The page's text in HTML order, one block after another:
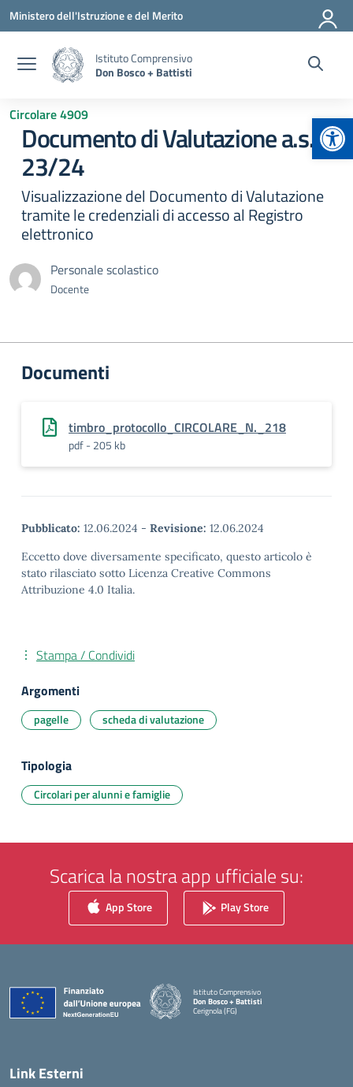
Vai ai contenuti
Vai al menu di navigazione
Vai al footer
Ministero dell'Istruzione e del Merito
Istituto Comprensivo
Don Bosco + Battisti
Circolare 4909
Documento di Valutazione a.s.
23/24
Visualizzazione del Documento di Valutazione
tramite le credenziali di accesso al Registro
elettronico
Personale scolastico
Docente
Documenti
timbro_protocollo_CIRCOLARE_N._218
pdf - 205 kb
Pubblicato: 12.06.2024 - Revisione: 12.06.2024
Eccetto dove diversamente specificato, questo articolo è
stato rilasciato sotto Licenza Creative Commons
Attribuzione 4.0 Italia.
Stampa / Condividi
Argomenti
pagelle scheda di valutazione
Tipologia
Circolari per alunni e famiglie
Scarica la nostra app ufficiale su:
App Store Play Store
Istituto Comprensivo
Don Bosco + Battisti
Cerignola (FG)
— Visita la pagina iniziale della scuola
Link Esterni